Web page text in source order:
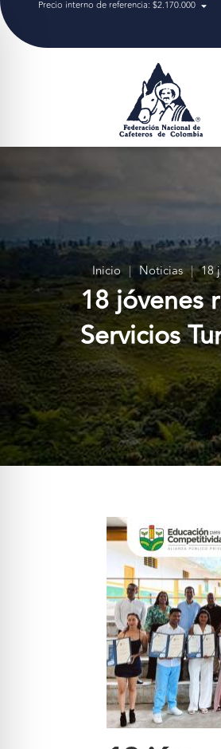
Precio interno de referencia: $2.170.000
Inicio | Noticias | 18
18 jóvenes
Servicios